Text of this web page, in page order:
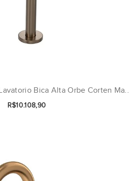
Bica Alta Orbe Corten Ma..
R$10.108,90